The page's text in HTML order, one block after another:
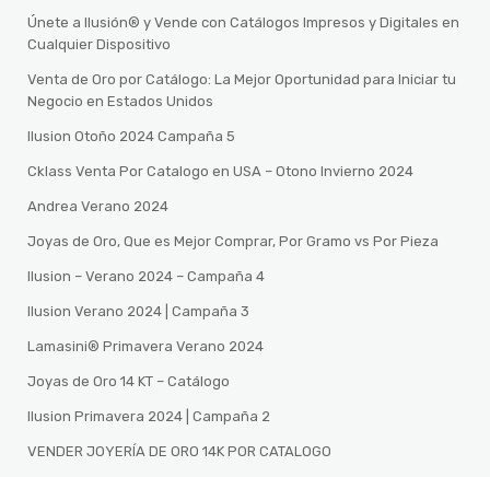
Únete a Ilusión® y Vende con Catálogos Impresos y Digitales en
Cualquier Dispositivo
Venta de Oro por Catálogo: La Mejor Oportunidad para Iniciar tu
Negocio en Estados Unidos
Ilusion Otoño 2024 Campaña 5
Cklass Venta Por Catalogo en USA – Otono Invierno 2024
Andrea Verano 2024
Joyas de Oro, Que es Mejor Comprar, Por Gramo vs Por Pieza
Ilusion – Verano 2024 – Campaña 4
Ilusion Verano 2024 | Campaña 3
Lamasini®️ Primavera Verano 2024
Joyas de Oro 14 KT – Catálogo
Ilusion Primavera 2024 | Campaña 2
VENDER JOYERÍA DE ORO 14K POR CATALOGO